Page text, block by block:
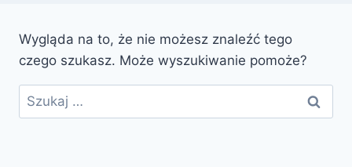
Wygląda na to, że nie możesz znaleźć tego
czego szukasz. Może wyszukiwanie pomoże?
Szukaj: